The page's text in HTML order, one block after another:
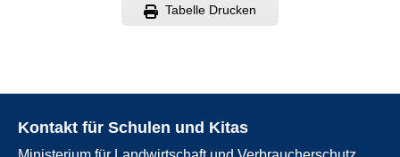
Tabelle Drucken
Kontakt für Schulen und Kitas